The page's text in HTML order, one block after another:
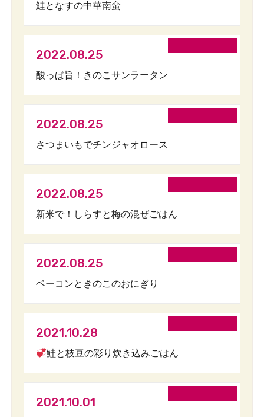
鮭となすの中華南蛮
2022.08.25
酸っぱ旨！きのこサンラータン
2022.08.25
さつまいもでチンジャオロース
2022.08.25
新米で！しらすと梅の混ぜごはん
2022.08.25
ベーコンときのこのおにぎり
2021.10.28
鮭と枝豆の彩り炊き込みごはん
2021.10.01